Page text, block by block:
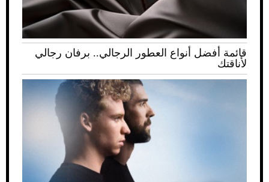
قائمة أفضل أنواع العطور الرجالي.. برفان رجالي
لأناقتك